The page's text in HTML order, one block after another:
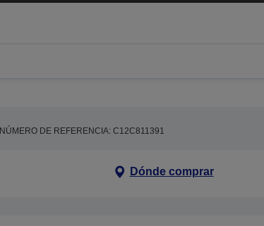
NÚMERO DE REFERENCIA: C12C811391
Dónde comprar